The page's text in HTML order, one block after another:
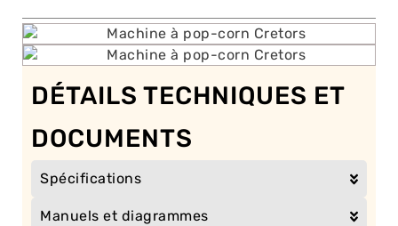
DÉTAILS TECHNIQUES ET
DOCUMENTS
Spécifications
Manuels et diagrammes